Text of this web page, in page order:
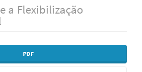
a Flexibilização
PDF